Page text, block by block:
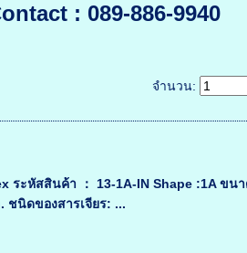
: 089-886-9940
จำนวน:
ระหัสสินค้า ： 13-1A-IN Shape :1A ขน
ชนิดของสารเจียร: ...